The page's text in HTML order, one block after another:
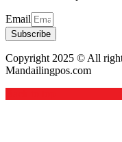
Email
Subscribe
Copyright 2025 © All
Mandailingpos.com